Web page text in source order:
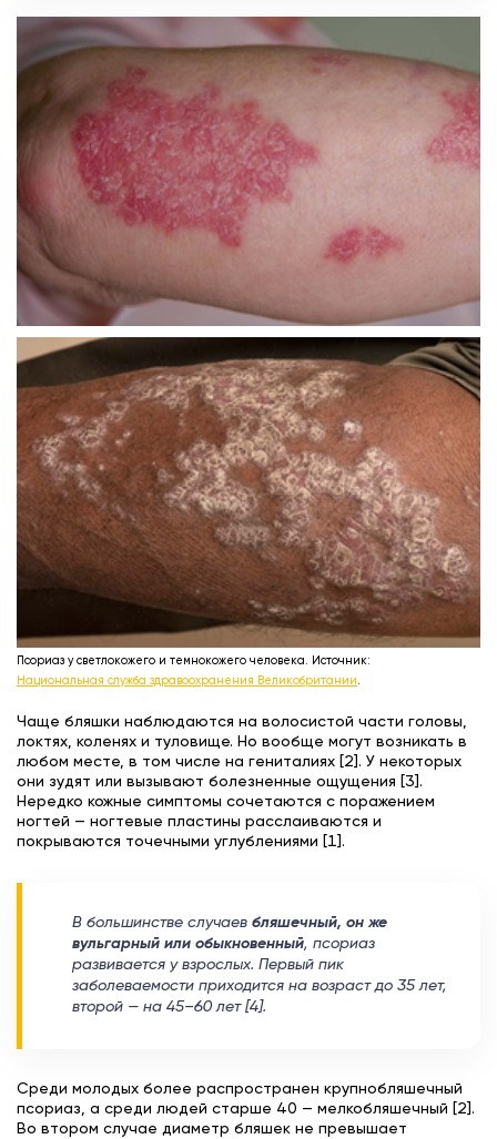
Псориаз у светлокожего и темнокожего человека. Источник:
Национальная служба здравоохранения Великобритании
Чаще бляшки наблюдаются на волосистой части головы,
локтях, коленях и туловище. Но вообще могут возникать в
любом месте, в том числе на гениталиях [2]. У некоторых
они зудят или вызывают болезненные ощущения [3].
Нередко кожные симптомы сочетаются с поражением
ногтей — ногтевые пластины расслаиваются и
покрываются точечными углублениями [1].
В большинстве случаев бляшечный, он же
вульгарный или обыкновенный, псориаз
развивается у взрослых. Первый пик
заболеваемости приходится на возраст до 35 лет,
второй — на 45–60 лет [4].
Среди молодых более распространен крупнобляшечный
псориаз, а среди людей старше 40 — мелкобляшечный [2].
Во втором случае диаметр бляшек не превышает